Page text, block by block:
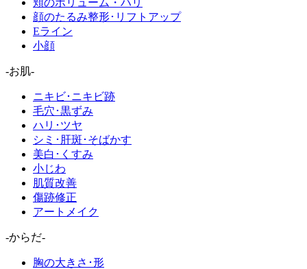
頬のボリューム・ハリ
顔のたるみ整形･リフトアップ
Eライン
小顔
-お肌-
ニキビ･ニキビ跡
毛穴･黒ずみ
ハリ･ツヤ
シミ･肝斑･そばかす
美白･くすみ
小じわ
肌質改善
傷跡修正
アートメイク
-からだ-
胸の大きさ･形